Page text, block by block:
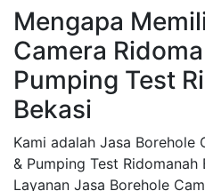
Mengapa
Camera
Pumping Test
Bekasi
Kami adalah Jasa Borehole
& Pumping Test
Layanan Jasa Borehole